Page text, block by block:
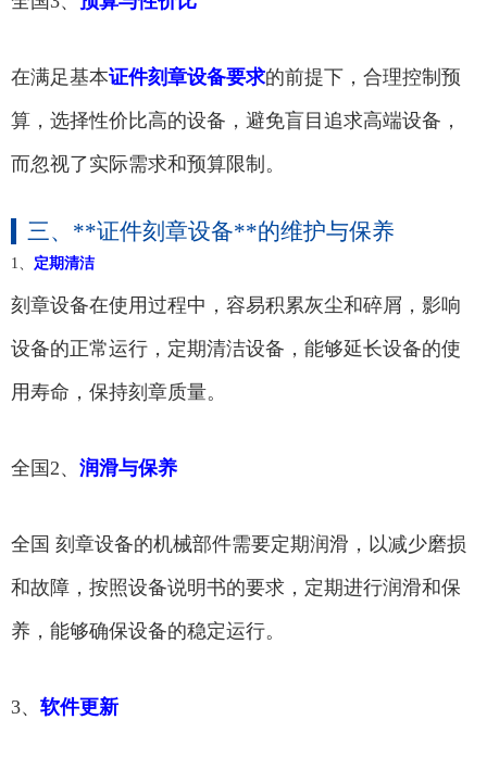
在满足基本证件刻章设备要求的前提下，合理控制预
算，选择性价比高的设备，避免盲目追求高端设备，
而忽视了实际需求和预算限制。
三、**证件刻章设备**的维护与保养
1、 定期清洁
刻章设备在使用过程中，容易积累灰尘和碎屑，影响
设备的正常运行，定期清洁设备，能够延长设备的使
用寿命，保持刻章质量。
全国2、 润滑与保养
全国 刻章设备的机械部件需要定期润滑，以减少磨损
和故障，按照设备说明书的要求，定期进行润滑和保
养，能够确保设备的稳定运行。
3、 软件更新